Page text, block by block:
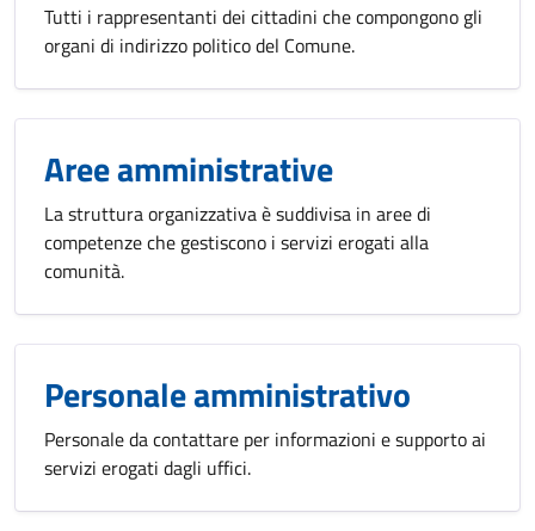
Tutti i rappresentanti dei cittadini che compongono gli
organi di indirizzo politico del Comune.
Aree amministrative
La struttura organizzativa è suddivisa in aree di
competenze che gestiscono i servizi erogati alla
comunità.
Personale amministrativo
Personale da contattare per informazioni e supporto ai
servizi erogati dagli uffici.